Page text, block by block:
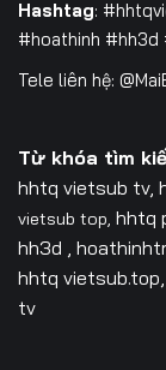
Hashtag:
#hoathinh #hh3d
Tele liên hệ:
Từ khóa tìm
hhtq vietsub tv,
vietsub top, hhtq
hh3d ,
hhtq
tv